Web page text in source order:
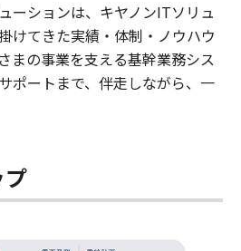
ーションは、キヤノンITソリュ
けてきた実績・体制・ノウハウ
まの事業を支える基幹業務シス
ポートまで、伴走しながら、一